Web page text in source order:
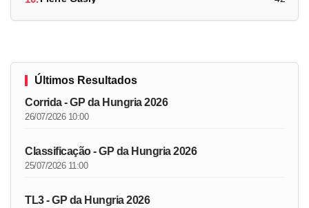
Últimos Resultados
Corrida - GP da Hungria 2026
26/07/2026 10:00
Classificação - GP da Hungria 2026
25/07/2026 11:00
TL3 - GP da Hungria 2026